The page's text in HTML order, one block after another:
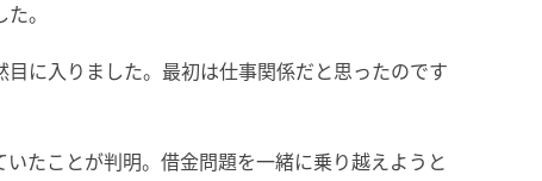
。
に入りました。最初は仕事関係だと思ったのです
たことが判明。借金問題を一緒に乗り越えようと